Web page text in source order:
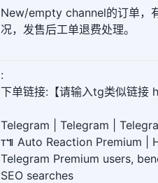
New/empty channel的订单，
况，发售后工单退费处理。
:
下单链接:【请输入tg类似链接
Telegram | Telegram |
ᴛ៕ Auto Reaction Premium |
Telegram Premium users,
SEO searches